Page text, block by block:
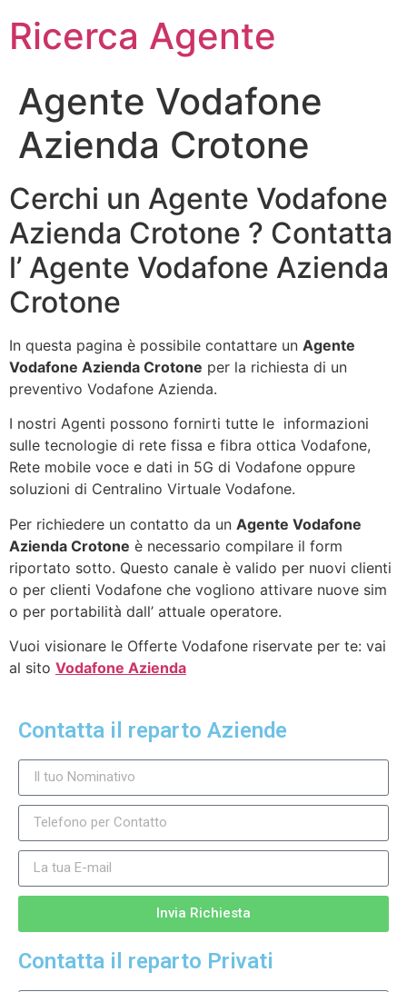
Ricerca Agente
Agente Vodafone
Azienda Crotone
Cerchi un Agente Vodafone
Azienda Crotone ? Contatta
l’ Agente Vodafone Azienda
Crotone
In questa pagina è possibile contattare un Agente
Vodafone Azienda Crotone per la richiesta di un
preventivo Vodafone Azienda.
I nostri Agenti possono fornirti tutte le informazioni
sulle tecnologie di rete fissa e fibra ottica Vodafone,
Rete mobile voce e dati in 5G di Vodafone oppure
soluzioni di Centralino Virtuale Vodafone.
Per richiedere un contatto da un Agente Vodafone
Azienda Crotone è necessario compilare il form
riportato sotto. Questo canale è valido per nuovi clienti
o per clienti Vodafone che vogliono attivare nuove sim
o per portabilità dall’ attuale operatore.
Vuoi visionare le Offerte Vodafone riservate per te: vai
al sito Vodafone Azienda
Contatta il reparto Aziende
Invia Richiesta
Contatta il reparto Privati